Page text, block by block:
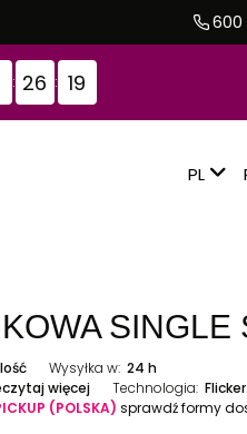
600
: 26 : 16
PL
SINGLE
Wysyłka w: 24 h
więcej Technologia:
(POLSKA) sprawdź formy